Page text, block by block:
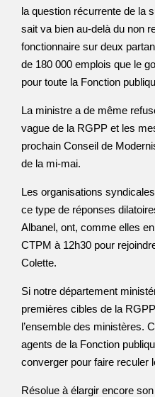
la question récurrente de la
sait va bien au-delà du non
fonctionnaire sur deux
de 180 000 emplois que le
pour toute la Fonction
La ministre a de même
vague de la RGPP et les
prochain Conseil de
de la mi-mai.
Les organisations
ce type de réponses
Albanel, ont, comme elles
CTPM à 12h30 pour
Colette.
Si notre département
premières cibles de la
l’ensemble des ministères.
agents de la Fonction
converger pour faire reculer
Résolue à élargir encore